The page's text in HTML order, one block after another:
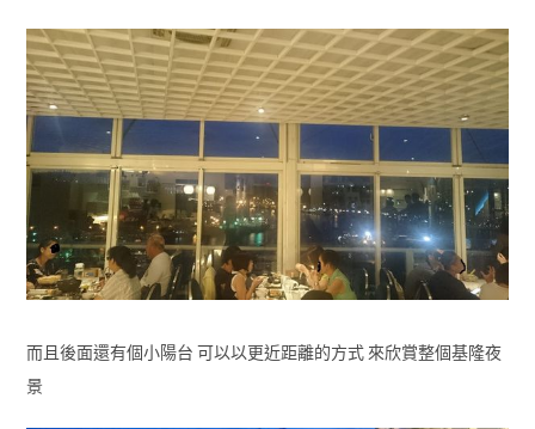
而且後面還有個小陽台 可以以更近距離的方式 來欣賞整個基隆夜
景